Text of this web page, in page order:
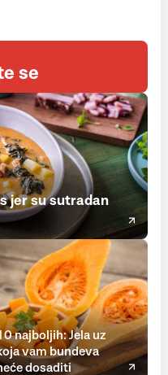
se
jer su sutradan
najboljih: Jela uz
vam bundeva
dosaditi